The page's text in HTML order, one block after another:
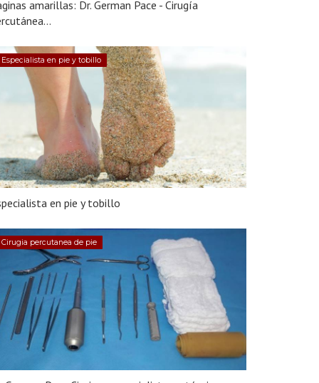
amarillas: Dr. German Pace - Cirugía
Especialista en pie y tobillo
en pie y tobillo
Cirugia percutanea de pie